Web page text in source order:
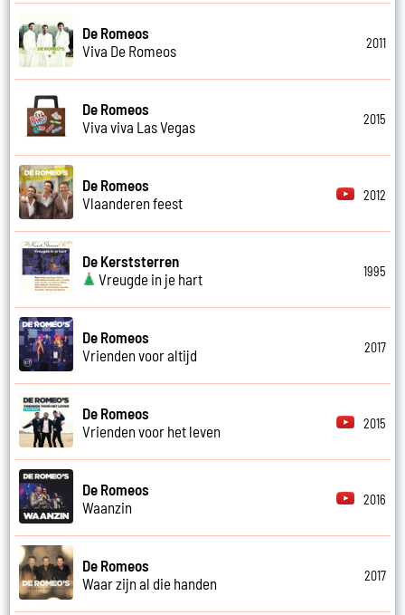
De Romeos
Viva De Romeos
2011
De Romeos
Viva viva Las Vegas
2015
De Romeos
Vlaanderen feest
2012
De Kerststerren
Vreugde in je hart
1995
De Romeos
Vrienden voor altijd
2017
De Romeos
Vrienden voor het leven
2015
De Romeos
Waanzin
2016
De Romeos
Waar zijn al die handen
2017